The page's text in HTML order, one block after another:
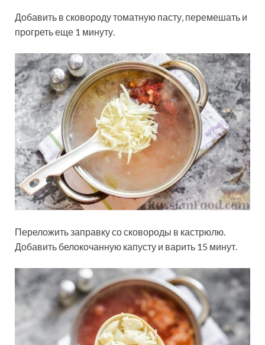
Добавить в сковороду томатную пасту, перемешать и
прогреть еще 1 минуту.
Переложить заправку со сковороды в кастрюлю.
Добавить белокочанную капусту и варить 15 минут.